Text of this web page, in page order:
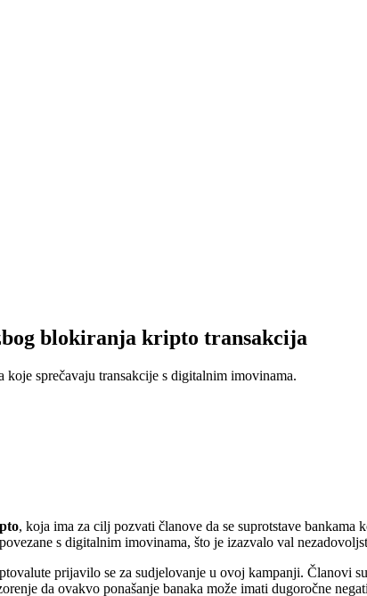
blokiranja kripto transakcija
sprečavaju transakcije s digitalnim imovinama.
, koja ima za cilj pozvati članove da se suprotstave
s digitalnim imovinama, što je izazvalo val
prijavilo se za sudjelovanje u ovoj kampanji. Članovi
da ovakvo ponašanje banaka može imati dugoročne